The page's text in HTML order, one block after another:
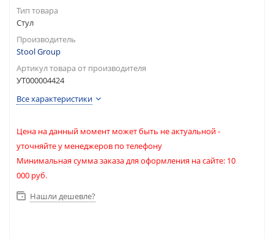
Тип товара
Стул
Производитель
Stool Group
Артикул товара от производителя
УТ000004424
Все характеристики
Цена на данный момент может быть не актуальной -
уточняйте у менеджеров по телефону
Минимальная сумма заказа для оформления на сайте: 10
000 руб.
Нашли дешевле?